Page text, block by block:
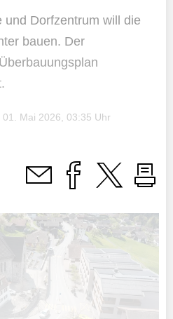
Dorfzentrum will die
bauen. Der
01. Mai 2026, 03:35 Uhr